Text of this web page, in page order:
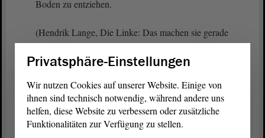
Boden zu entziehen.
(Hendrik Lange, Die Linke: Das machen sie gerade
in Halle! - Eva von Angern, Die Linke: Nicht nur in
Halle, auch in Magdeburg! - Hendrik Lange, Die
Es ist auch keine perspektivische Politik,
Lehrkräften die Arbeit im Ganztag zu verweigern
und so einen wichtigen Beitrag für ein attraktives
Privatsphäre-Einstellungen
Wir nutzen Cookies auf unserer Website. Einige von
ihnen sind technisch notwendig, während andere uns
helfen, diese Website zu verbessern oder zusätzliche
Funktionalitäten zur Verfügung zu stellen.